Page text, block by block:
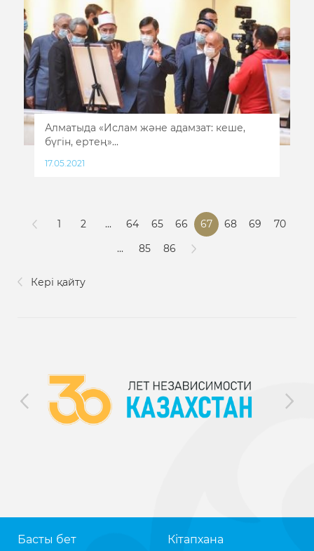
Алматыда «Ислам және адамзат: кеше,
бүгін, ертең»...
17.05.2021
Кері қайту
1 2 ... 64 65 66 67 68 69
70
...
85 86
Басты бет
Кітапхана